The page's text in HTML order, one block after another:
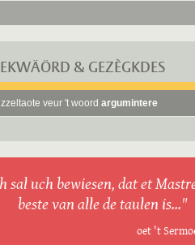
& GEZÈGKDES
veur 't woord argumintere
sal uch bewiesen, dat et
beste van alle de taulen is..."
oet 't